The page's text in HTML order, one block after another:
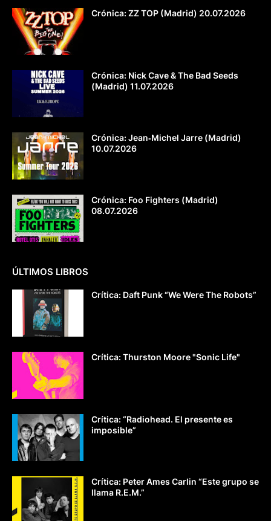
Crónica: ZZ TOP (Madrid) 20.07.2026
Crónica: Nick Cave & The Bad Seeds
(Madrid) 11.07.2026
Crónica: Jean‐Michel Jarre (Madrid)
10.07.2026
Crónica: Foo Fighters (Madrid)
08.07.2026
ÚLTIMOS LIBROS
Crítica: Daft Punk “We Were The Robots”
Crítica: Thurston Moore "Sonic Life"
Crítica: “Radiohead. El presente es
imposible”
Crítica: Peter Ames Carlin “Este grupo se
llama R.E.M.”